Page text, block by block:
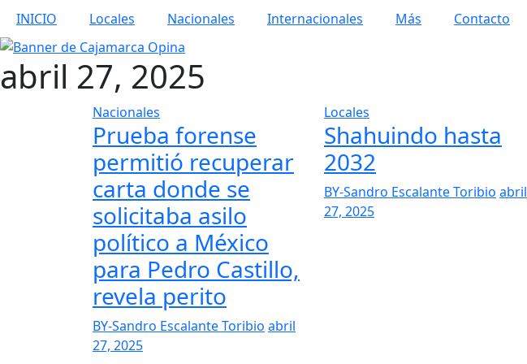
INICIO Locales Nacionales Internacionales Más Contacto
abril 27, 2025
Nacionales
Prueba forense
permitió recuperar
carta donde se
solicitaba asilo
político a México
para Pedro Castillo,
revela perito
BY-Sandro Escalante Toribio abril
27, 2025
Locales
Shahuindo hasta
2032
BY-Sandro Escalante Toribio abril
27, 2025